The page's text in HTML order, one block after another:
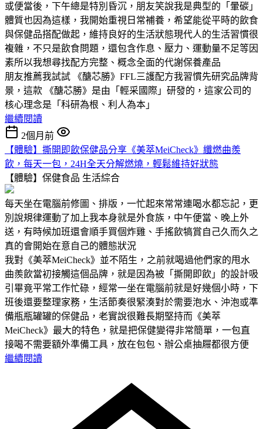
或便當後，下午總是特別昏沉，朋友笑說我是典型的「暈碳」
體質也因為這樣，我開始重視日常補養，希望能從平時的飲食
與保健品搭配做起，維持良好的生活狀態現代人的生活習慣很
複雜，不只是飲食問題，還包含作息、壓力、運動量不足等因
素所以我想尋找配方完整、概念全面的代謝保養產品
朋友推薦我試試 《醣芯勝》FFL三護配方我習慣先研究品牌背
景，這款 《醣芯勝》是由「輕采國際」研發的，這家公司的
核心理念是「科研為根、利人為本」
繼續閱讀
2個月前
【體驗】撕開即飲保健品分享《美萃MeiCheck》纖燃曲羨
飲，每天一包，24H全天分解燃燒，輕鬆維持好狀態
【體驗】保健食品 生活綜合
每天坐在電腦前修圖、排版，一忙起來常常連喝水都忘記，更
別說規律運動了加上我本身就是外食族，中午便當、晚上外
送，有時候加班還會順手買個炸雞、手搖飲犒賞自己久而久之
真的會開始在意自己的體態狀況
我對《美萃MeiCheck》並不陌生，之前就喝過他們家的甩水
曲羨飲當初接觸這個品牌，就是因為被「撕開即飲」的設計吸
引畢竟平常工作忙碌，經常一坐在電腦前就是好幾個小時，下
班後還要整理家務，生活節奏很緊湊對於需要泡水、沖泡或準
備瓶瓶罐罐的保健品，老實說很難長期堅持而《美萃
MeiCheck》最大的特色，就是把保健變得非常簡單，一包直
接喝不需要額外準備工具，放在包包、辦公桌抽屜都很方便
繼續閱讀